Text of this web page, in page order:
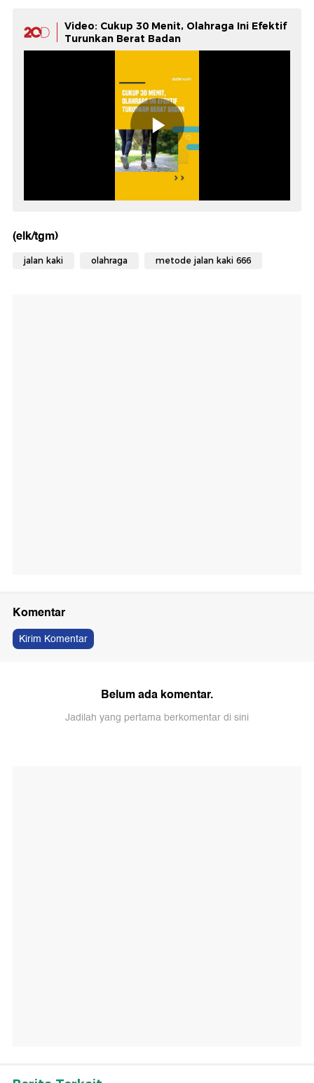
Video: Cukup 30 Menit, Olahraga Ini Efektif
Turunkan Berat Badan
(elk/tgm)
jalan kaki olahraga metode jalan kaki 666
Komentar
Kirim Komentar
Belum ada komentar.
Jadilah yang pertama berkomentar di sini